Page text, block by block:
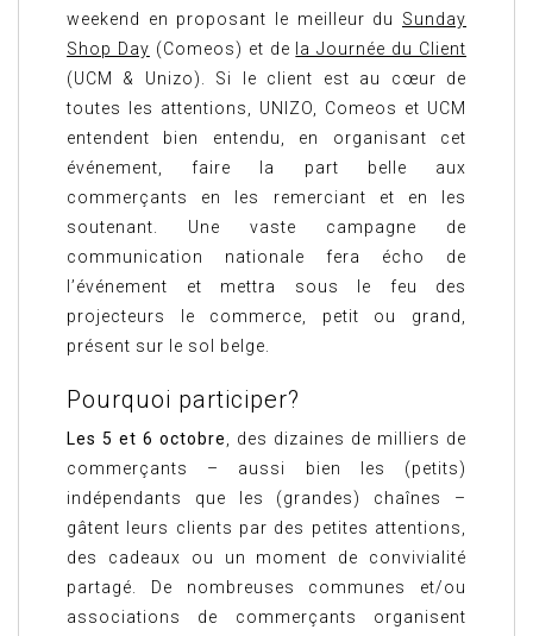
weekend en proposant le meilleur du Sunday
Shop Day (Comeos) et de
la Journée du Client
(UCM & Unizo). Si le client est au cœur de
toutes les attentions, UNIZO, Comeos et UCM
entendent bien entendu, en organisant cet
événement, faire la part belle aux
commerçants en les remerciant et en les
soutenant. Une vaste campagne de
communication nationale fera écho de
l’événement et mettra sous le feu des
projecteurs le commerce, petit ou grand,
présent sur le sol belge.
Pourquoi participer?
Les 5 et 6 octobre
, des dizaines de milliers de
commerçants – aussi bien les (petits)
indépendants que les (grandes) chaînes –
gâtent leurs clients par des petites attentions,
des cadeaux ou un moment de convivialité
partagé. De nombreuses communes et/ou
associations de commerçants organisent